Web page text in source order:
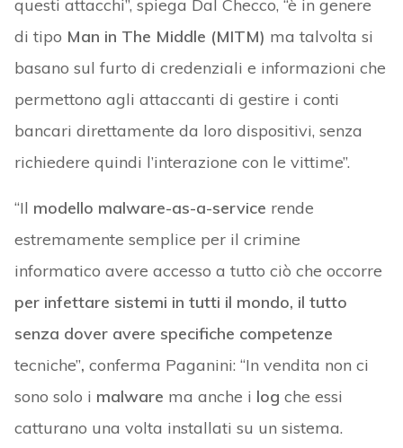
questi attacchi”, spiega Dal Checco, “è in genere
di tipo Man in The Middle (MITM) ma talvolta si
basano sul furto di credenziali e informazioni che
permettono agli attaccanti di gestire i conti
bancari direttamente da loro dispositivi, senza
richiedere quindi l’interazione con le vittime”.
“Il modello malware-as-a-service rende
estremamente semplice per il crimine
informatico avere accesso a tutto ciò che occorre
per infettare sistemi in tutti il mondo, il tutto
senza dover avere specifiche competenze
tecniche”, conferma Paganini: “In vendita non ci
sono solo i malware ma anche i log che essi
catturano una volta installati su un sistema.